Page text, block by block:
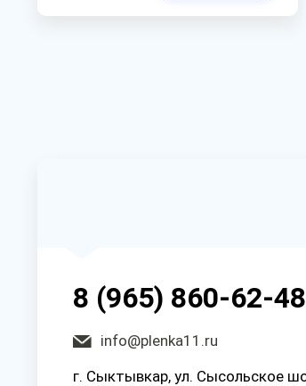
8 (965) 860-62-48
info@plenka11.ru
г. Сыктывкар, ул. Сысольское